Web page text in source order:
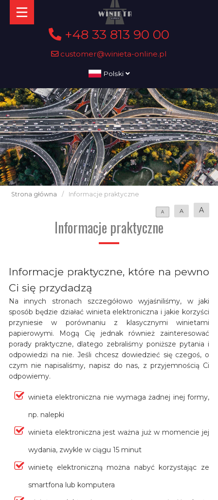
+48 33 813 90 00
customer@winieta-online.pl
Polski
Strona główna / Informacje praktyczne
A A A
Informacje praktyczne
Informacje praktyczne, które na pewno
Ci się przydadzą
Na innych stronach szczegółowo wyjaśniliśmy, w jaki
sposób będzie działać winieta elektroniczna i jakie korzyści
przyniesie w porównaniu z klasycznymi winietami
papierowymi. Mogą Cię jednak również zainteresować
porady praktyczne, dlatego zebraliśmy poniższe pytania i
odpowiedzi na nie. Jeśli chcesz dowiedzieć się czegoś, o
czym nie napisaliśmy, napisz do nas, z przyjemnością Ci
odpowiemy.
winieta elektroniczna nie wymaga żadnej inej formy,
np. nalepki
winieta elektroniczna jest ważna już w momencie jej
wydania, zwykle w ciągu 15 minut
winietę elektroniczną można nabyć korzystając ze
smartfona lub komputera